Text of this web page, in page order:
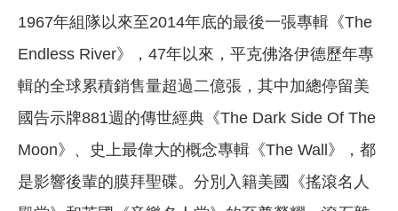
1967年組隊以來至2014年底的最後一張專輯《The
Endless River》，47年以來，平克佛洛伊德歷年專
輯的全球累積銷售量超過二億張，其中加總停留美
國告示牌881週的傳世經典《The Dark Side Of The
Moon》、史上最偉大的概念專輯《The Wall》，都
是影響後輩的膜拜聖碟。分別入籍美國《搖滾名人